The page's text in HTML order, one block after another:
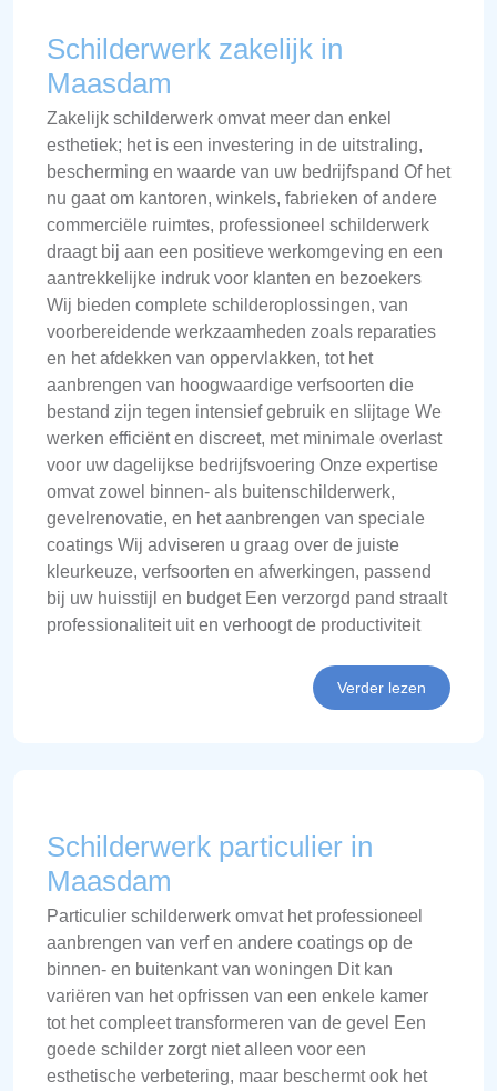
Schilderwerk zakelijk in
Maasdam
Zakelijk schilderwerk omvat meer dan enkel
esthetiek; het is een investering in de uitstraling,
bescherming en waarde van uw bedrijfspand Of het
nu gaat om kantoren, winkels, fabrieken of andere
commerciële ruimtes, professioneel schilderwerk
draagt bij aan een positieve werkomgeving en een
aantrekkelijke indruk voor klanten en bezoekers
Wij bieden complete schilderoplossingen, van
voorbereidende werkzaamheden zoals reparaties
en het afdekken van oppervlakken, tot het
aanbrengen van hoogwaardige verfsoorten die
bestand zijn tegen intensief gebruik en slijtage We
werken efficiënt en discreet, met minimale overlast
voor uw dagelijkse bedrijfsvoering Onze expertise
omvat zowel binnen- als buitenschilderwerk,
gevelrenovatie, en het aanbrengen van speciale
coatings Wij adviseren u graag over de juiste
kleurkeuze, verfsoorten en afwerkingen, passend
bij uw huisstijl en budget Een verzorgd pand straalt
professionaliteit uit en verhoogt de productiviteit
Verder lezen
Schilderwerk particulier in
Maasdam
Particulier schilderwerk omvat het professioneel
aanbrengen van verf en andere coatings op de
binnen- en buitenkant van woningen Dit kan
variëren van het opfrissen van een enkele kamer
tot het compleet transformeren van de gevel Een
goede schilder zorgt niet alleen voor een
esthetische verbetering, maar beschermt ook het